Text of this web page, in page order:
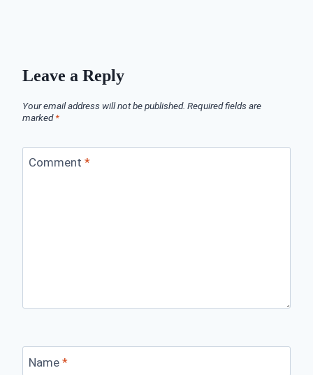
Leave a Reply
Your email address will not be published. Required fields are
marked*
Comment *
Name *